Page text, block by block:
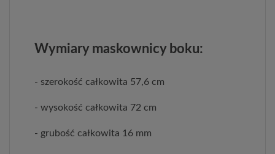
Wymiary maskownicy boku:
- szerokość całkowita 57,6 cm
- wysokość całkowita 72 cm
- grubość całkowita 16 mm